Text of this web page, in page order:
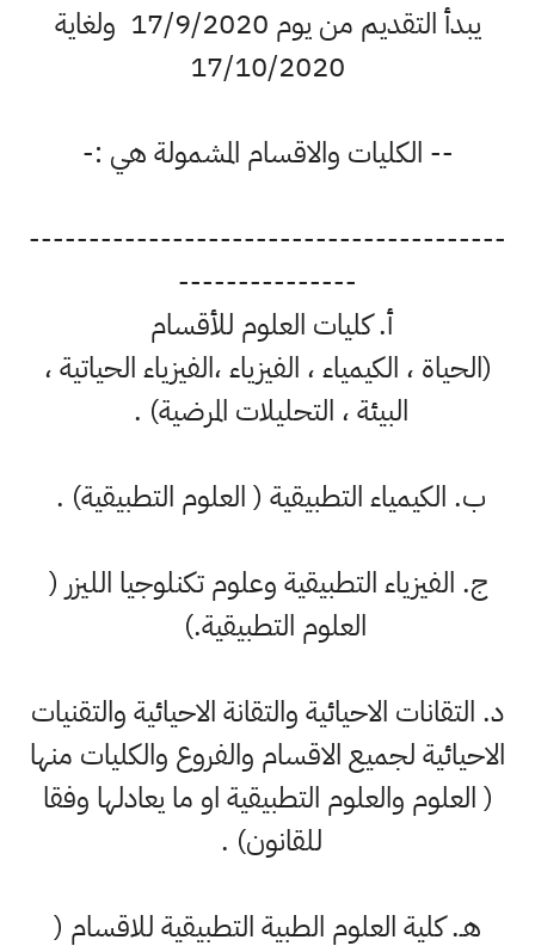
يبدأ التقديم من يوم 17/9/2020 ولغاية
17/10/2020
-- الكليات والاقسام المشمولة هي :-
----------------------------------------
---------------
‌أ. كليات العلوم للأقسام
(الحياة ، الكيمياء ، الفيزياء ،الفيزياء الحياتية ،
البيئة ، التحليلات المرضية) .
‌ب. الكيمياء التطبيقية ( العلوم التطبيقية) .
‌ج. الفيزياء التطبيقية وعلوم تكنلوجيا الليزر (
العلوم التطبيقية.)
‌د. التقانات الاحيائية والتقانة الاحيائية والتقنيات
الاحيائية لجميع الاقسام والفروع والكليات منها
( العلوم والعلوم التطبيقية او ما يعادلها وفقا
للقانون) .
هـ. كلية العلوم الطبية التطبيقية للاقسام (